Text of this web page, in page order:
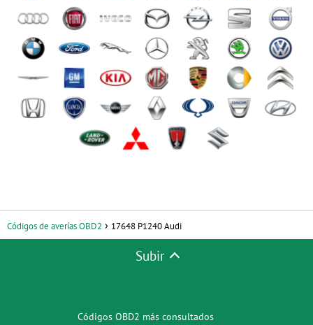
Códigos de averías OBD2 17648 P1240 Audi
Subir
Códigos OBD2 más consultados